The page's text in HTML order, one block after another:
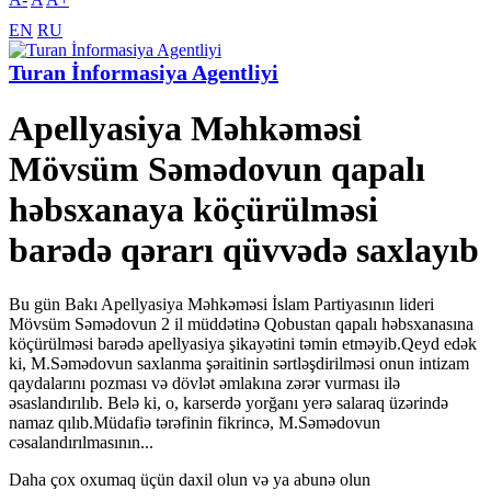
EN RU
Turan İnformasiya Agentliyi
Apellyasiya Məhkəməsi
Mövsüm Səmədovun qapalı
həbsxanaya köçürülməsi
barədə qərarı qüvvədə saxlayıb
Bu gün Bakı Apellyasiya Məhkəməsi İslam Partiyasının lideri
Mövsüm Səmədovun 2 il müddətinə Qobustan qapalı həbsxanasına
köçürülməsi barədə apellyasiya şikayətini təmin etməyib.Qeyd edək
ki, M.Səmədovun saxlanma şəraitinin sərtləşdirilməsi onun intizam
qaydalarını pozması və dövlət əmlakına zərər vurması ilə
əsaslandırılıb. Belə ki, o, karserdə yorğanı yerə salaraq üzərində
namaz qılıb.Müdafiə tərəfinin fikrincə, M.Səmədovun
cəsalandırılmasının...
Daha çox oxumaq üçün daxil olun və ya abunə olun